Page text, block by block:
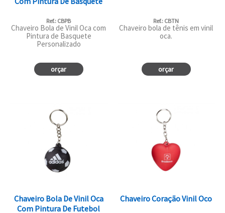
Ref.: CBPB
Chaveiro Bola de Vinil Oca com
Pintura de Basquete
Personalizado
orçar
Ref.: CBTN
Chaveiro bola de tênis em vinil
oca.
orçar
Chaveiro Bola De Vinil Oca
Com Pintura De Futebol
Chaveiro Coração Vinil Oco